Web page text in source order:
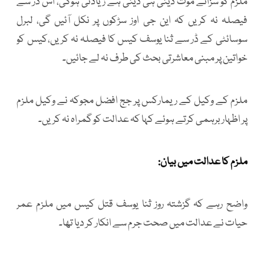
فیصلہ نہ کریں کہ این جی اوز سڑکوں پر نکل آئیں گی، لبرل
سوسائٹی کے ڈر سے ثنا یوسف کیس کا فیصلہ نہ کریں،کیس کو
خواتین پر مبنی معاشرتی بحث کی طرف نہ لے جائیں۔
ملزم کے وکیل کے ریمارکس پر جج افضل مجوکہ نے وکیل ملزم
پر اظہار برہمی کرتے ہوئے کہا کہ عدالت کو گمراہ نہ کریں۔
ملزم کا عدالت میں بیان:
واضح رہے کہ گزشتہ روز ثنا یوسف قتل کیس میں ملزم عمر
حیات نے عدالت میں صحت جرم سے انکار کر دیا تھا۔